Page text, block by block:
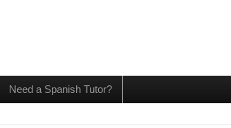
Need a Spanish Tutor?